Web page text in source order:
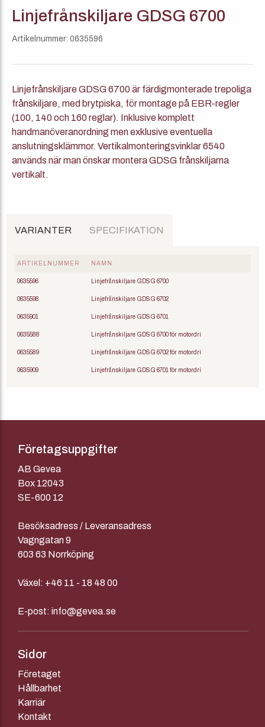
Linjefrånskiljare GDSG 6700
Artikelnummer: 0635596
Linjefrånskiljare GDSG 6700 är färdigmonterade trepoliga
frånskiljare, med brytpiska, för montage på EBR-regler
(100, 140 och 160 reglar). Inklusive komplett
handmanöveranordning men exklusive eventuella
anslutningsklämmor. Vertikalmonteringsvinklar 6540
används när man önskar montera GDSG frånskiljarna
vertikalt.
VARIANTER SPECIFIKATION
ARTIKELNUMMER NAMN
0635596 Linjefrånskiljare GDSG 6700
0635598 Linjefrånskiljare GDSG 6702
0635901 Linjefrånskiljare GDSG 6701
0635588 Linjefrånskiljare GDSG 6700 för motordri
0635589 Linjefrånskiljare GDSG 6702 för motordri
0635909 Linjefrånskiljare GDSG 6701 för motordri
Företagsuppgifter
AB Gevea
Box 12043
SE-600 12
Besöksadress / Leveransadress
Vagngatan 9
603 63 Norrköping
Växel: +46 11 - 18 48 00
E-post: info@gevea.se
Sidor
Företaget
Hållbarhet
Karriär
Kontakt